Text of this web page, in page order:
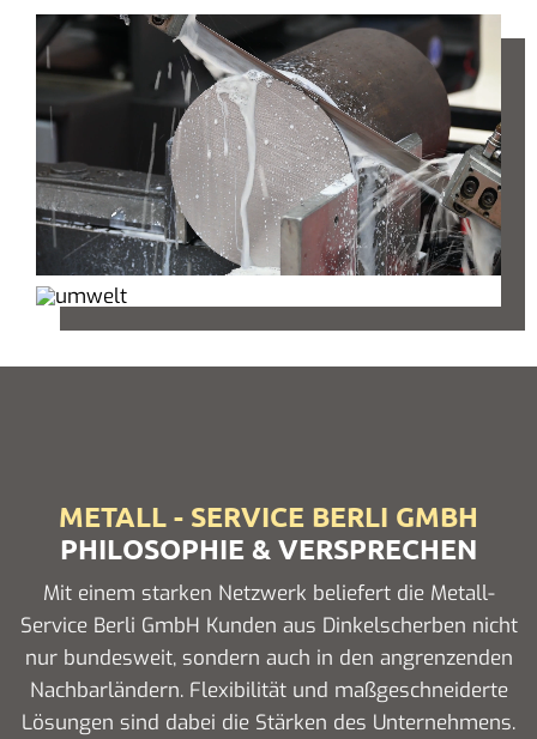
METALL - SERVICE BERLI GMBH
PHILOSOPHIE & VERSPRECHEN
Mit einem starken Netzwerk beliefert die Metall-
Service Berli GmbH Kunden aus Dinkelscherben nicht
nur bundesweit, sondern auch in den angrenzenden
Nachbarländern. Flexibilität und maßgeschneiderte
Lösungen sind dabei die Stärken des Unternehmens.